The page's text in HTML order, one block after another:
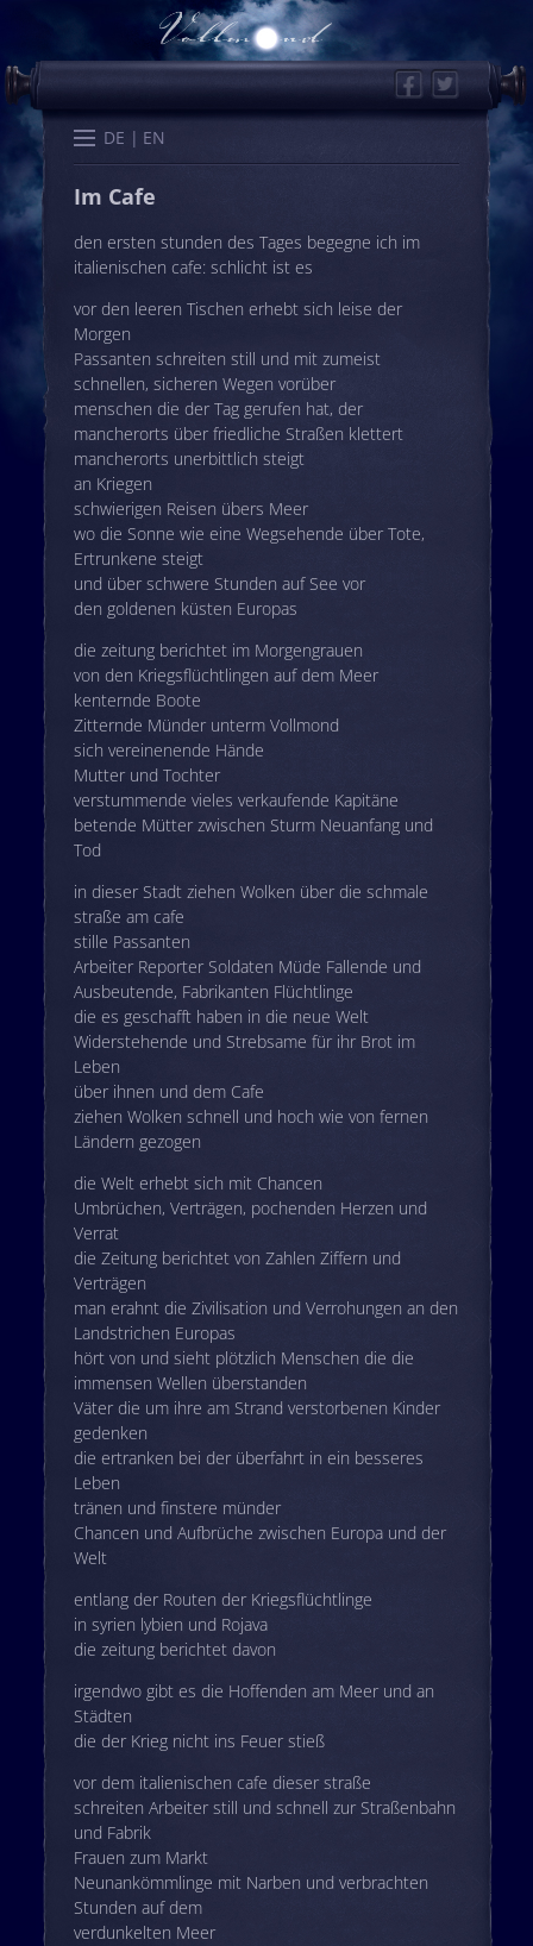
FacebookTwitter
DE EN
Start Kalender Karten
Im Cafe
den ersten stunden des Tages begegne ich im
italienischen cafe: schlicht ist es
vor den leeren Tischen erhebt sich leise der
Morgen
Passanten schreiten still und mit zumeist
schnellen, sicheren Wegen vorüber
menschen die der Tag gerufen hat, der
mancherorts über friedliche Straßen klettert
mancherorts unerbittlich steigt
an Kriegen
schwierigen Reisen übers Meer
wo die Sonne wie eine Wegsehende über Tote,
Ertrunkene steigt
und über schwere Stunden auf See vor
den goldenen küsten Europas
die zeitung berichtet im Morgengrauen
von den Kriegsflüchtlingen auf dem Meer
kenternde Boote
Zitternde Münder unterm Vollmond
sich vereinenende Hände
Mutter und Tochter
verstummende vieles verkaufende Kapitäne
betende Mütter zwischen Sturm Neuanfang und
Tod
in dieser Stadt ziehen Wolken über die schmale
straße am cafe
stille Passanten
Arbeiter Reporter Soldaten Müde Fallende und
Ausbeutende, Fabrikanten Flüchtlinge
die es geschafft haben in die neue Welt
Widerstehende und Strebsame für ihr Brot im
Leben
über ihnen und dem Cafe
ziehen Wolken schnell und hoch wie von fernen
Ländern gezogen
die Welt erhebt sich mit Chancen
Umbrüchen, Verträgen, pochenden Herzen und
Verrat
die Zeitung berichtet von Zahlen Ziffern und
Verträgen
man erahnt die Zivilisation und Verrohungen an den
Landstrichen Europas
hört von und sieht plötzlich Menschen die die
immensen Wellen überstanden
Väter die um ihre am Strand verstorbenen Kinder
gedenken
die ertranken bei der überfahrt in ein besseres
Leben
tränen und finstere münder
Chancen und Aufbrüche zwischen Europa und der
Welt
entlang der Routen der Kriegsflüchtlinge
in syrien lybien und Rojava
die zeitung berichtet davon
irgendwo gibt es die Hoffenden am Meer und an
Städten
die der Krieg nicht ins Feuer stieß
vor dem italienischen cafe dieser straße
schreiten Arbeiter still und schnell zur Straßenbahn
und Fabrik
Frauen zum Markt
Neunankömmlinge mit Narben und verbrachten
Stunden auf dem
verdunkelten Meer